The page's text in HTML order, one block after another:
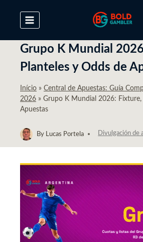
content
Grupo K Mundial
Planteles y Odds de
Início » Central de Apuestas: Guía
2026 » Grupo K Mundial 2026: Fixture,
Apuestas
By Lucas Portela Divulgación de